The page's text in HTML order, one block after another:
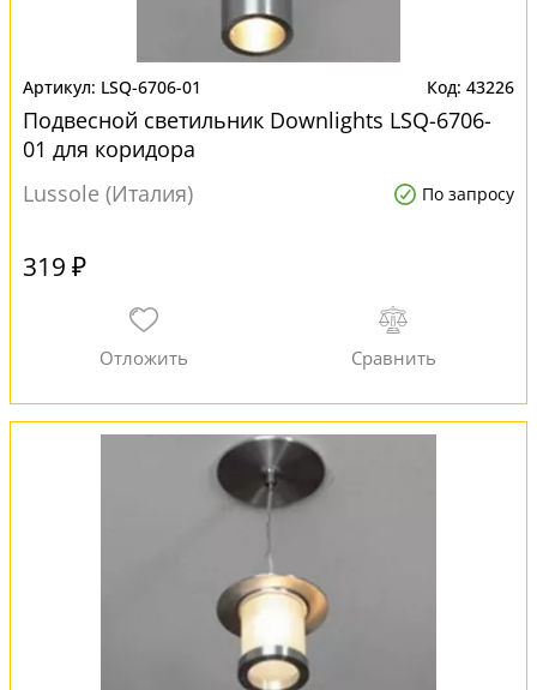
LSQ-6706-01 43226
Подвесной светильник Downlights LSQ-6706-
01 для коридора
Lussole (Италия)
По запросу
319 ₽